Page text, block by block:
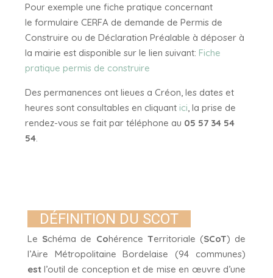
Pour exemple une fiche pratique concernant
le formulaire CERFA de demande de Permis de
Construire ou de Déclaration Préalable à déposer à
la mairie est disponible sur le lien suivant: Fiche
pratique permis de construire
Des permanences ont lieues a Créon, les dates et
heures sont consultables en cliquant ici, la prise de
rendez-vous se fait par téléphone au 05 57 34 54
54.
DÉFINITION DU SCOT
Le Schéma de Cohérence Territoriale (SCoT) de
l’Aire Métropolitaine Bordelaise (94 communes)
estl’outil de conception et de mise en œuvre d’une